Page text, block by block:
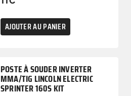
AJOUTER AU PANIER
POSTE À SOUDER INVERTER
MMA/TIG LINCOLN ELECTRIC
SPRINTER 160S KIT